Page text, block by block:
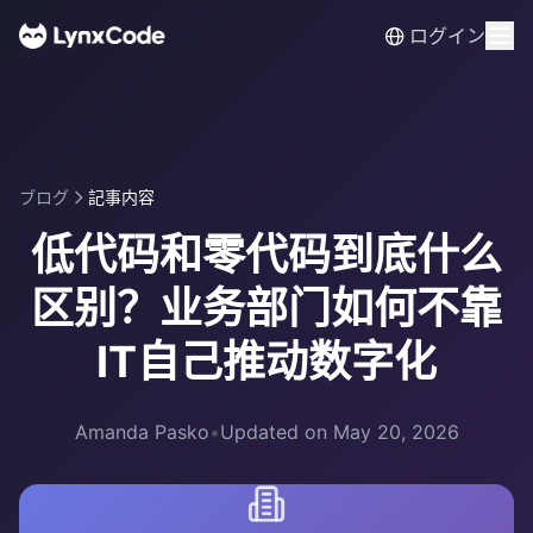
ログイン
ブログ 記事内容
低代码和零代码到底什么
区别？业务部门如何不靠
IT自己推动数字化
Amanda Pasko•Updated on May 20, 2026